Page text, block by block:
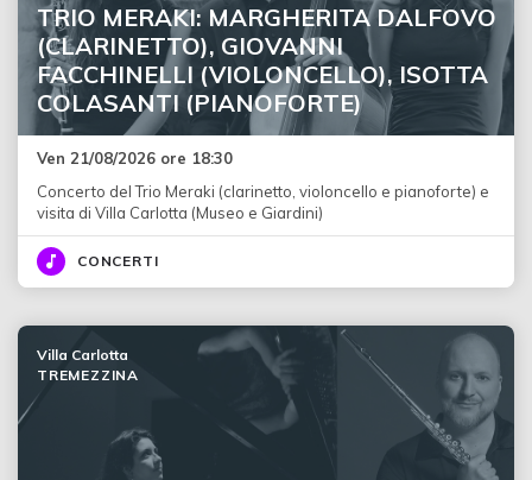
TRIO MERAKI: MARGHERITA DALFOVO
(CLARINETTO), GIOVANNI
FACCHINELLI (VIOLONCELLO), ISOTTA
COLASANTI (PIANOFORTE)
Ven 21/08/2026 ore 18:30
Concerto del Trio Meraki (clarinetto, violoncello e pianoforte) e
visita di Villa Carlotta (Museo e Giardini)
CONCERTI
Villa Carlotta
TREMEZZINA